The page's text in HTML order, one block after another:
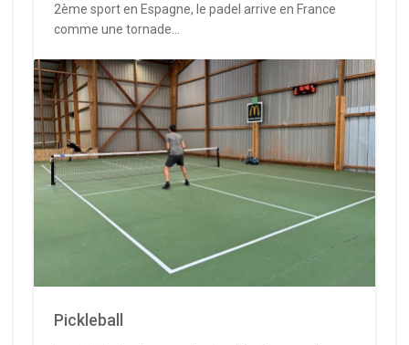
2ème sport en Espagne, le padel arrive en France
comme une tornade...
Pickleball